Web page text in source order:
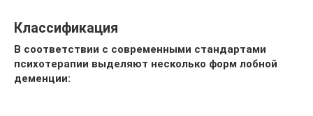
Классификация
В соответствии с современными стандартами
психотерапии выделяют несколько форм лобной
деменции: